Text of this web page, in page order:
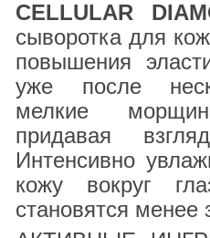
CELLULAR
сыворотка для
повышения
уже после
мелкие
придавая
Интенсивно
кожу вокруг
становятся менее